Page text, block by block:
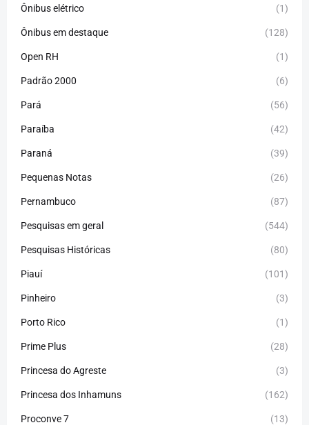
Ônibus elétrico (1)
Ônibus em destaque (128)
Open RH (1)
Padrão 2000 (6)
Pará (56)
Paraíba (42)
Paraná (39)
Pequenas Notas (26)
Pernambuco (87)
Pesquisas em geral (544)
Pesquisas Históricas (80)
Piauí (101)
Pinheiro (3)
Porto Rico (1)
Prime Plus (28)
Princesa do Agreste (3)
Princesa dos Inhamuns (162)
Proconve 7 (13)